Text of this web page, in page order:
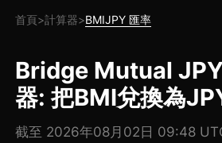
首頁>計算器>BMIJPY 匯率
Bridge Mutual
器: 把BMI兌換為
截至 2026年08月02日 09:48